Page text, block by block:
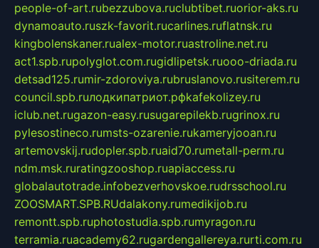
people-of-art.rubezzubova.ruclubtibet.ruorior-aks.ru
dynamoauto.ruszk-favorit.rucarlines.ruflatnsk.ru
kingbolenskaner.rualex-motor.ruastroline.net.ru
act1.spb.rupolyglot.com.rugidlipetsk.ruooo-driada.ru
detsad125.rumir-zdoroviya.rubruslanovo.rusiterem.ru
council.spb.ruлодкипатриот.рфkafekolizey.ru
iclub.net.rugazon-easy.rusugarepilekb.rugrinox.ru
pylesostineco.rumsts-ozarenie.rukameryjooan.ru
artemovskij.rudopler.spb.ruaid70.rumetall-perm.ru
ndm.msk.ruratingzooshop.ruapiaccess.ru
globalautotrade.infobezverhovskoe.rudrsschool.ru
ZOOSMART.SPB.RUdalakony.rumedikijob.ru
remontt.spb.ruphotostudia.spb.rumyragon.ru
terramia.ruacademy62.rugardengallereya.rurti.com.ru